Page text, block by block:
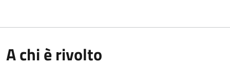
A chi è rivolto